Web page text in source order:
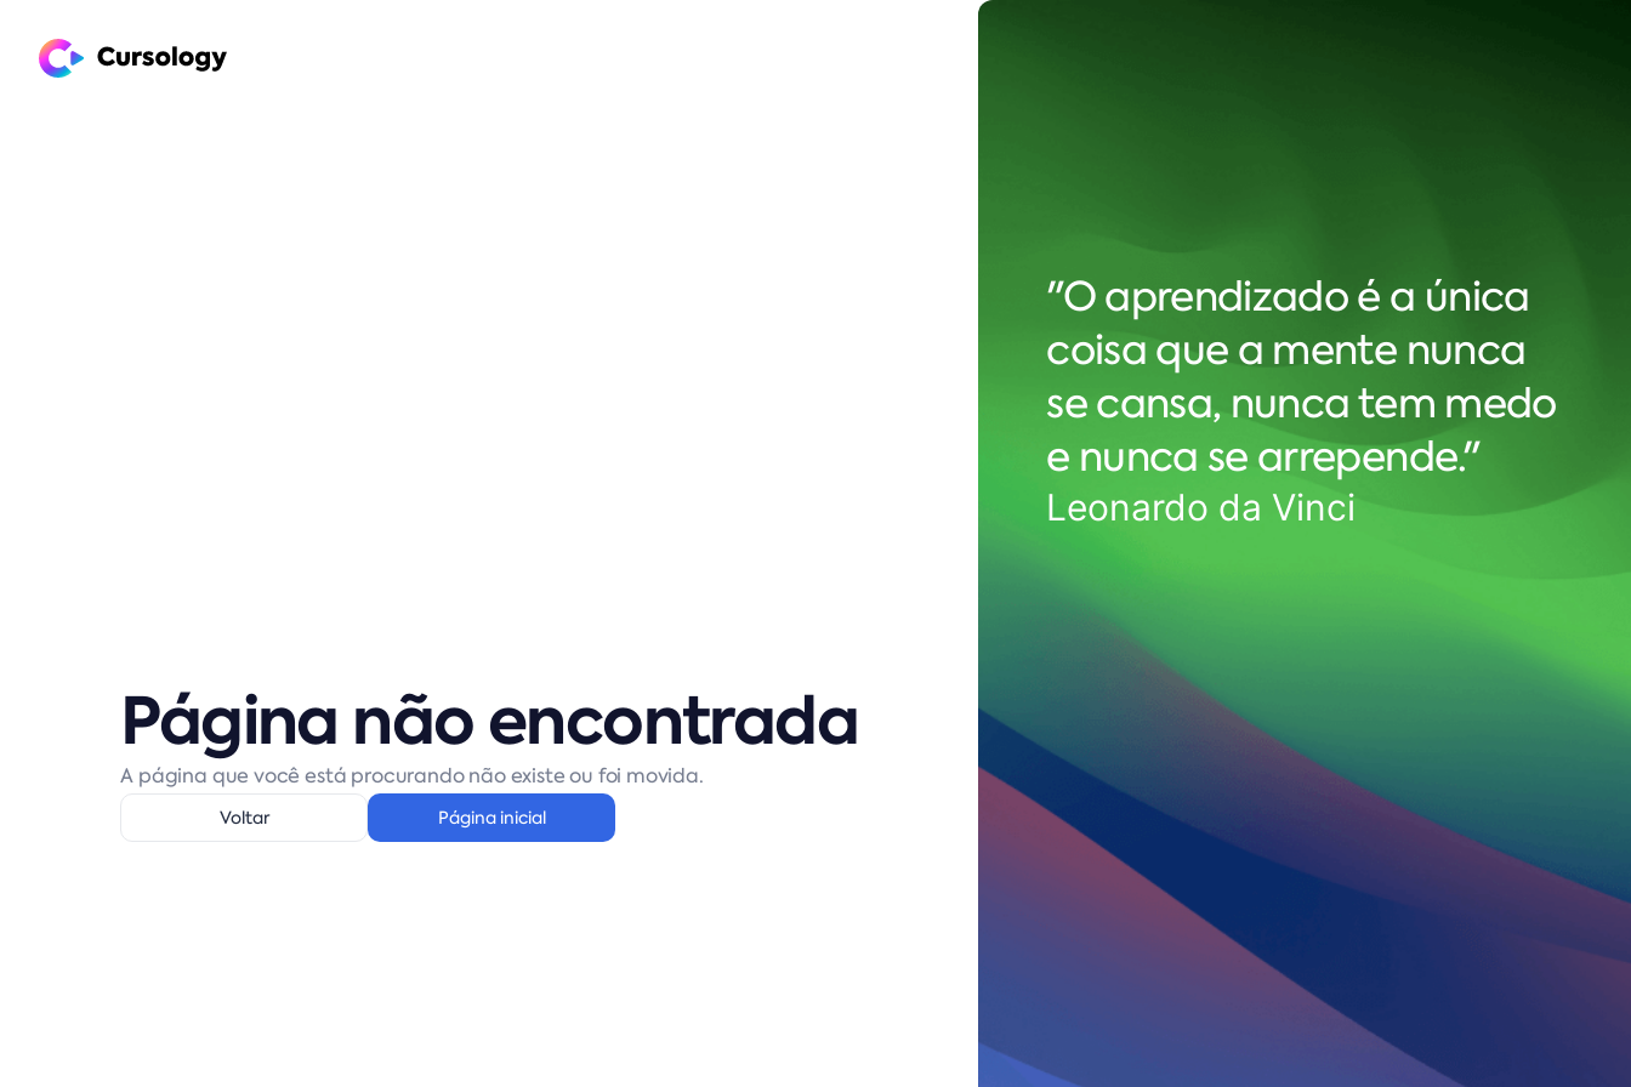
Página não encontrada
A página que você está procurando não existe ou foi movida.
Voltar Página inicial